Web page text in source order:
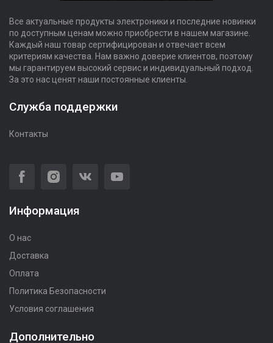
Все актуальные продукты электроники и последние новинки
по доступным ценам можно приобрести в нашем магазине.
Каждый наш товар сертифицирован и отвечает всем
критериям качества. Нам важно доверие клиентов, поэтому
мы гарантируем высокий сервис и индивидуальный подход.
За это нас ценят наши постоянные клиенты.
Служба поддержки
Контакты
Информация
О нас
Доставка
Оплата
Политика Безопасности
Условия соглашения
Дополнительно